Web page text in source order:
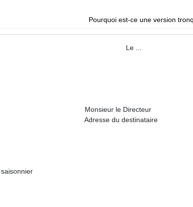
Pourquoi est-ce une version
Le ...
Directeur
destinataire